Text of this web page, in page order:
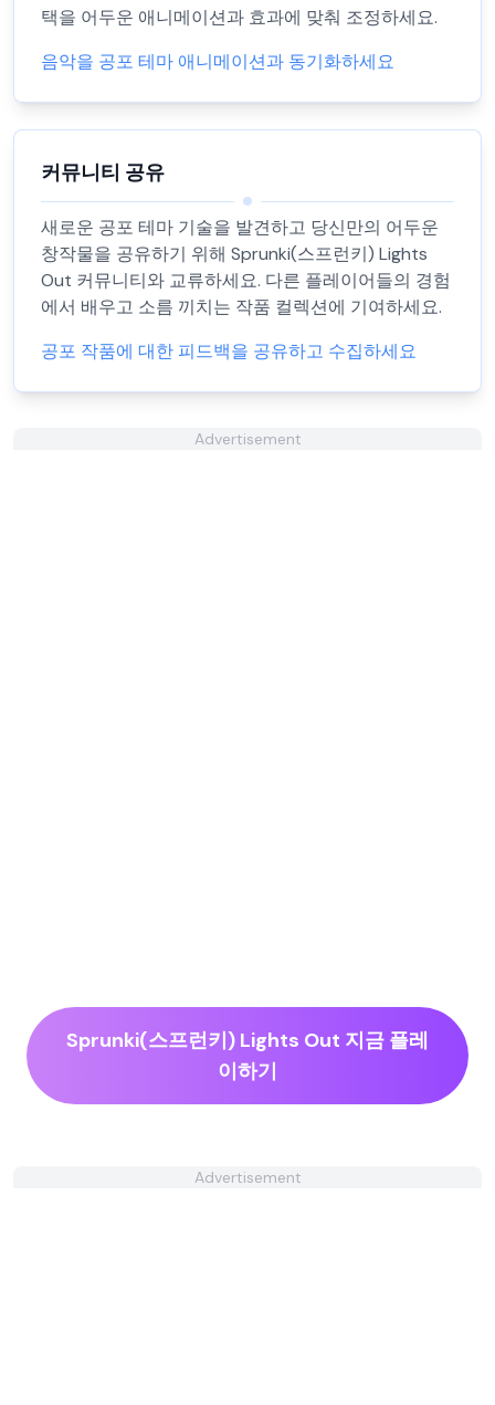
택을 어두운 애니메이션과 효과에 맞춰 조정하세요.
음악을 공포 테마 애니메이션과 동기화하세요
커뮤니티 공유
새로운 공포 테마 기술을 발견하고 당신만의 어두운
창작물을 공유하기 위해 Sprunki(스프런키) Lights
Out 커뮤니티와 교류하세요. 다른 플레이어들의 경험
에서 배우고 소름 끼치는 작품 컬렉션에 기여하세요.
공포 작품에 대한 피드백을 공유하고 수집하세요
Advertisement
Sprunki(스프런키) Lights Out 지금 플레
이하기
Advertisement